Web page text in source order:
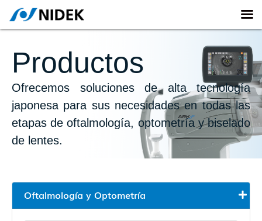
Productos
Ofrecemos soluciones de alta tecnología
japonesa para sus necesidades en todas las
etapas de oftalmología, optometría y biselado
de lentes.
Oftalmología y Optometría